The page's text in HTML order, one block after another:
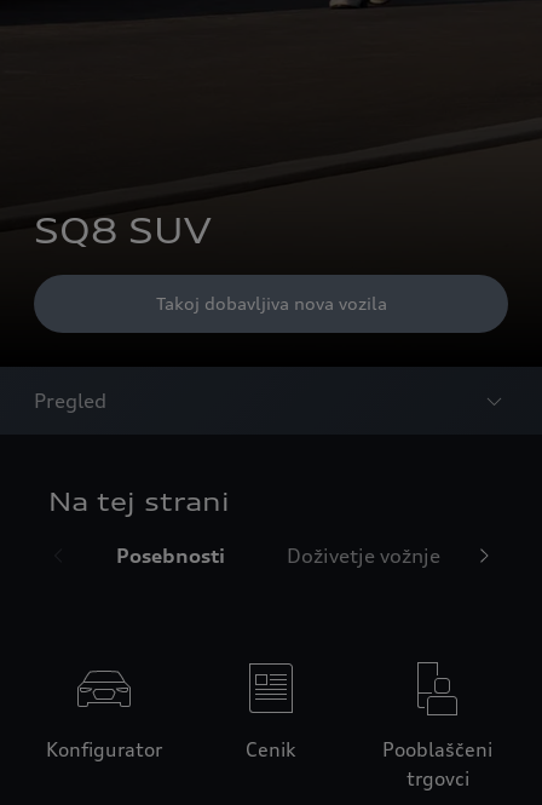
SQ8 SUV
Takoj dobavljiva nova vozila
Pregled
Na tej strani
Posebnosti Doživetje vožnje
Konfigurator Cenik
Pooblaščeni
trgovci